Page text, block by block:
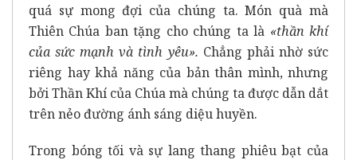
quá sự mong đợi của chúng ta. Món quà mà
Thiên Chúa ban tặng cho chúng ta là «thần khí
của sức mạnh và tình yêu». Chẳng phải nhờ sức
riêng hay khả năng của bản thân mình, nhưng
bởi Thần Khí của Chúa mà chúng ta được dẫn dắt
trên nẻo đường ánh sáng diệu huyền.
Trong bóng tối và sự lang thang phiêu bạt của